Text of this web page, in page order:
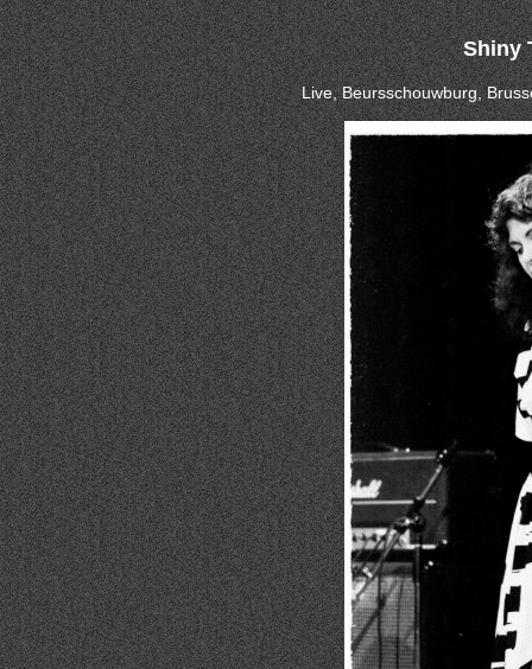
Shiny
Live, Beursschouwburg,